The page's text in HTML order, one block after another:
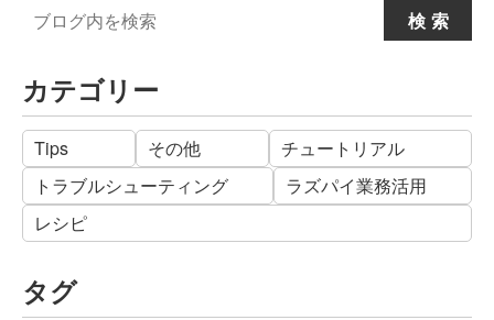
Search
検索
カテゴリー
Tips その他
チュートリアル
トラブルシューティング
ラズパイ業務活用
レシピ
タグ